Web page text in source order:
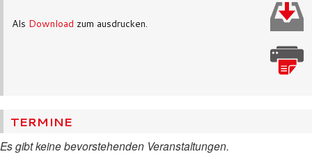
Als Download zum ausdrucken.
TERMINE
Es gibt keine bevorstehenden Veranstaltungen.